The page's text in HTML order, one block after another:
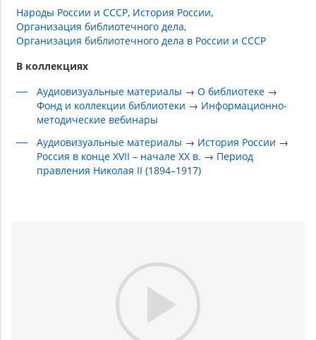
Народы России и СССР История России
Организация библиотечного дела
Организация библиотечного дела в России и СССР
В коллекциях
Аудиовизуальные материалы →О библиотеке →
Фонд и коллекции библиотеки → Информационно-
методические вебинары
Аудиовизуальные материалы → История России →
Россия в конце XVII – начале XX в. → Период
правления Николая II (1894–1917)
Play